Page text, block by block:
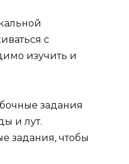
с
изучить и
задания
и лут.
задания, чтобы